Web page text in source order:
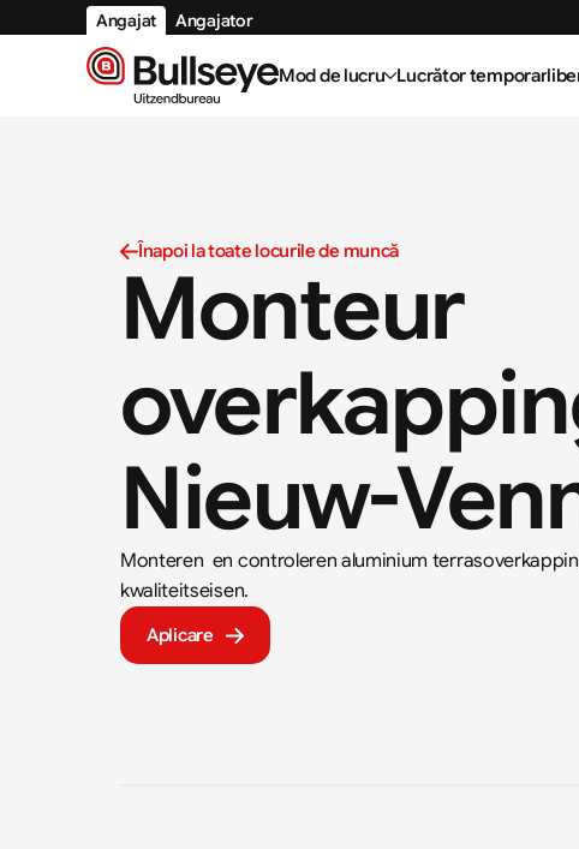
Înapoi la toate locurile de muncă
Monteur
Nieuw-
Monteren  en controleren aluminium
kwaliteitseisen.
Aplicare
Angajat Angajator
Mod de lucru Lucrător temporar